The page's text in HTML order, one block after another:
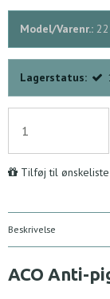
Model/Varenr.:
Lagerstatus:
Tilføj til ønskeliste
Beskrivelse
ACO Anti-